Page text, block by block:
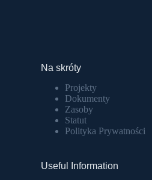
Na skróty
Projekty
Dokumenty
Zasoby
Statut
Polityka Prywatności
Useful Information